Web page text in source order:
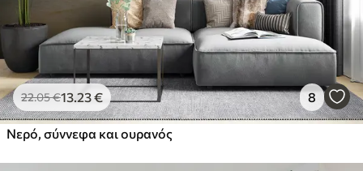
22.05€13 .23€ 8
Νερό, σύννεφα και ουρανός